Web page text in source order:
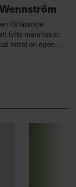
förlåtande
lyfta människor.
hittat en egen